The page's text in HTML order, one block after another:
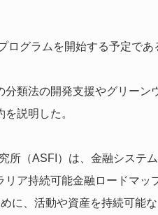
グラムを開始する予定であ
類法の開発支援やグリーン
説明した。
所（ASFI）は、金融システ
ア持続可能金融ロードマッ
に、活動や資産を持続可能